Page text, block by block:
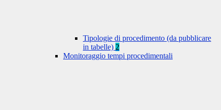
Tipologie di procedimento (da pubblicare
in tabelle) 2
Monitoraggio tempi procedimentali